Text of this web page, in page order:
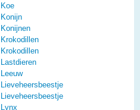
Koe
Konijn
Konijnen
Krokodillen
Krokodillen
Lastdieren
Leeuw
Lieveheersbeestje
Lieveheersbeestje
Lynx